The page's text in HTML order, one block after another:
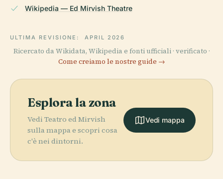
Wikipedia — Ed Mirvish Theatre
ULTIMA REVISIONE: APRIL 2026
Ricercato da Wikidata, Wikipedia e fonti ufficiali · verificato ·
Come creiamo le nostre guide →
Esplora la zona
Vedi Teatro ed Mirvish
sulla mappa e scopri cosa
c'è nei dintorni.
Vedi mappa